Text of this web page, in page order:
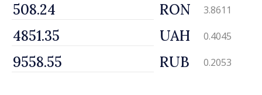
RON 3.8611
UAH 0.4045
RUB 0.2053